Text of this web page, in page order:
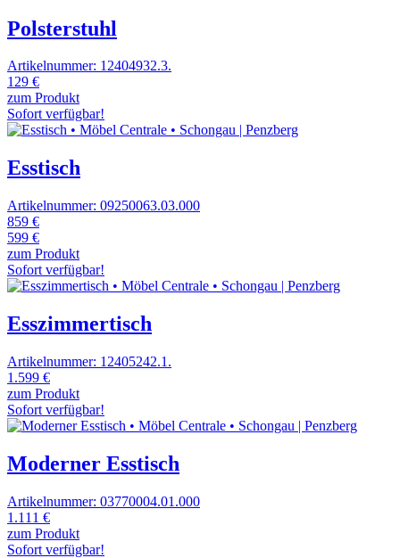
Polsterstuhl
Artikelnummer: 12404932.3.
129 €
zum Produkt
Sofort verfügbar!
Esstisch
Artikelnummer: 09250063.03.000
859 €
599 €
zum Produkt
Sofort verfügbar!
Esszimmertisch
Artikelnummer: 12405242.1.
1.599 €
zum Produkt
Sofort verfügbar!
Moderner Esstisch
Artikelnummer: 03770004.01.000
1.111 €
zum Produkt
Sofort verfügbar!